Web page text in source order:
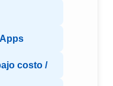
costo /